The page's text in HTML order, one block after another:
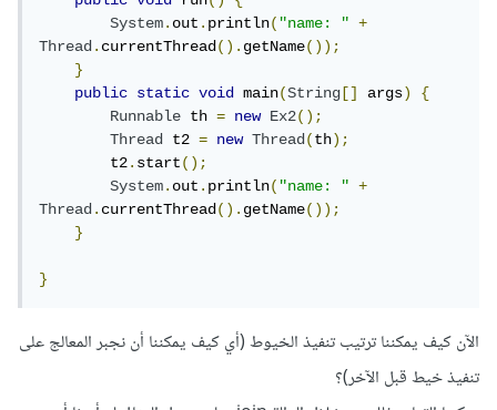
System.out.println("name: "
+
Thread.currentThread().getName());
}
public
static void main(String [] args)
{
Runnable th = new Ex2();
Thread t2 = new Thread(th);
        t2
.start();
System.out.println("name: "
+
Thread.currentThread().getName());
}
}
الآن كيف يمكننا ترتيب تنفيذ الخيوط (أي كيف يمكننا أن نجبر المعالج على
تنفيذ خيط قبل الآخر)؟